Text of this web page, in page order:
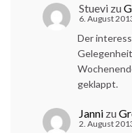
Stuevi zu
6. August
Der
geklappt.
Janni zu
2. August